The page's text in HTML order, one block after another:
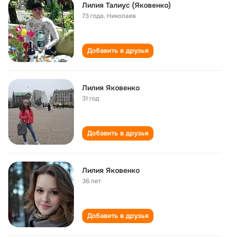
Лилия Талиус (Яковенко)
73 года, Николаев
Добавить в друзья
Лилия Яковенко
31 год
Добавить в друзья
Лилия Яковенко
36 лет
Добавить в друзья